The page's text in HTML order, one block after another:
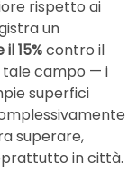
rispetto ai
un
il 15%contro il
tale campo — i
superfici
superare,
in città.